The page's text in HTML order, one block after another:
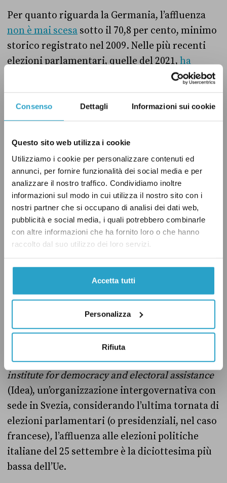
Consenso Dettagli Informazioni sui cookie
Questo sito web utilizza i cookie
Utilizziamo i cookie per personalizzare contenuti ed
annunci, per fornire funzionalità dei social media e per
analizzare il nostro traffico. Condividiamo inoltre
informazioni sul modo in cui utilizza il nostro sito con i
nostri partner che si occupano di analisi dei dati web,
pubblicità e social media, i quali potrebbero combinarle
con altre informazioni che ha fornito loro o che hanno
raccolto dal suo utilizzo dei loro servizi.
Accetta tutti
Personalizza
Rifiuta
Per quanto riguarda la Germania, l’affluenza
non è mai scesa sotto il 70,8 per cento, minimo
storico registrato nel 2009. Nelle più recenti
elezioni parlamentari, quelle del 2021, ha
il 76,6 per cento degli aventi diritto,
mentre il dato più alto, pari al 91,1 per cento, è
stato raggiunto nel 1972.
Chi vota meno di noi
Nonostante l’affluenza registrata in Italia alle
elezioni politiche 2022 sia stata
particolarmente bassa, di recente alcuni Stati
membri dell’Ue hanno registrato valori più
bassi dei nostri.
gennaio 2022, per esempio, l’affluenzaè stata
del 51,4 per cento. Alle elezioni politiche
greche del 2019ha partecipatoil 57,9 per cento
degli aventi diritto, mentre in quelle rumene
del 2020il 31,8 per cento.
Secondo i datipubblicatidall’International
institute for democracy and electoral assistance
(Idea), un’organizzazione intergovernativa con
sede in Svezia, considerando l’ultima tornata di
elezioni parlamentari (o presidenziali, nel caso
francese), l’affluenza alle elezioni politiche
italiane del 25 settembre è la diciottesima più
bassa dell’Ue.